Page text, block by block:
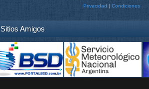
Privacidad | Condiciones
Sitios Amigos